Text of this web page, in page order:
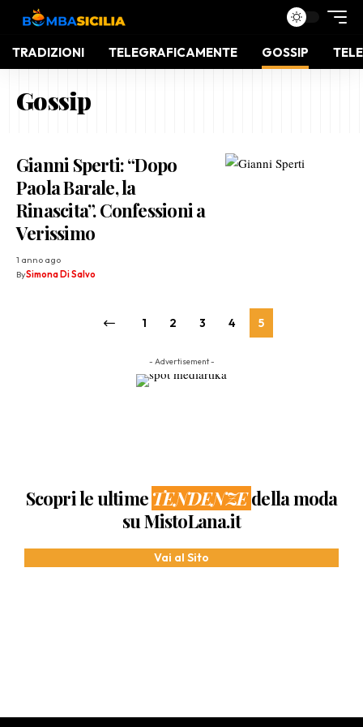
TRADIZIONI TELEGRAFICAMENTE GOSSIP
Gossip
Gianni Sperti: “Dopo
Paola Barale, la
Rinascita”. Confessioni a
Verissimo
1 anno ago
BySimona Di Salvo
1 2 3 4 5
- Advertisement -
Scopri le ultime TENDENZEdella moda
su MistoLana.it
Vai al Sito